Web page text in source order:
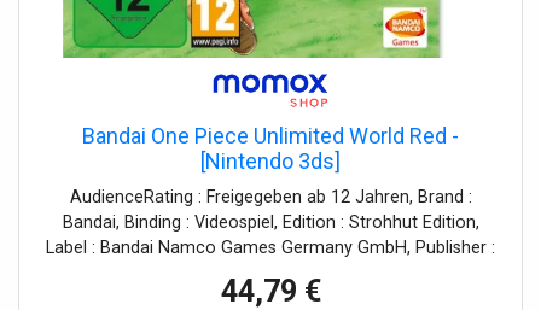
Bandai One Piece Unlimited World Red -
[Nintendo 3ds]
AudienceRating : Freigegeben ab 12 Jahren, Brand :
Bandai, Binding : Videospiel, Edition : Strohhut Edition,
Label : Bandai Namco Games Germany GmbH, Publisher :
Videospiel, 0 : Nintendo 3DS, releaseDate : 2014-06-27
44,79 €